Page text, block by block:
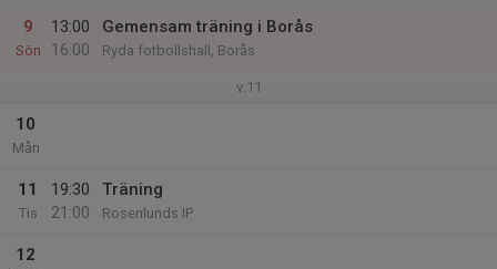
9
Sön
13:00
16:00
Gemensam träning i Borås
Ryda fotbollshall, Borås
v.11
10
Mån
11
Tis
19:30
21:00
Träning
Rosenlunds IP
12